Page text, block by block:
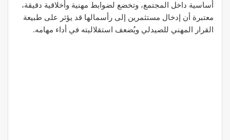
أساسية داخل المجتمع، وتخضع لضوابط مهنية وأخلاقية دقيقة،
معتبرة أن إدخال مستثمرين إلى رأسمالها قد يؤثر على طبيعة
القرار المهني للصيدلي ويُضعف استقلاليته في أداء مهامه.